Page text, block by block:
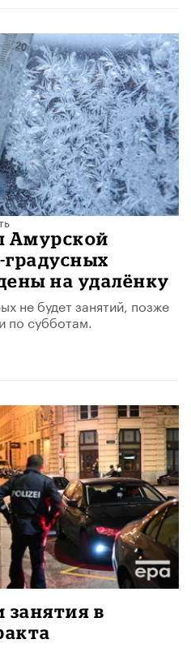
Амурской
градусных
на удалёнку
не будет занятий, позже
по субботам.
занятия в